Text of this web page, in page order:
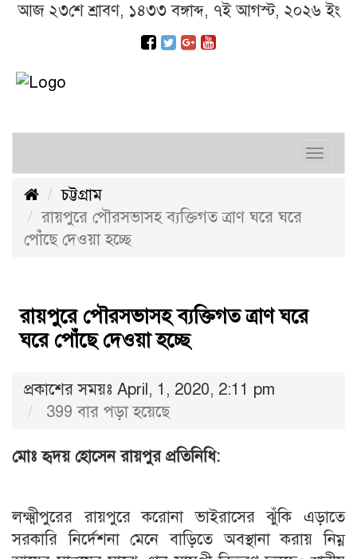
আজ ২৩শে শ্রাবণ, ১৪৩৩ বঙ্গাব্দ, ৭ই আগস্ট, ২০২৬ ইং
চট্টগ্রাম
রায়পুরে পৌরসভাসহ ব্যক্তিগত ত্রাণ ঘরে ঘরে
পোঁঁছে দেওয়া হচ্ছে
রায়পুরে পৌরসভাসহ ব্যক্তিগত ত্রাণ ঘরে
ঘরে পোঁঁছে দেওয়া হচ্ছে
প্রকাশের সময়ঃ April, 1, 2020, 2:11 pm
399 বার পড়া হয়েছে
মোঃ হৃদয় হোসেন রায়পুর প্রতিনিধি:
লক্ষ্মীপুরের রায়পুরে করোনা ভাইরাসের ঝুঁকি এড়াতে
সরকারি নির্দেশনা মেনে বাড়িতে অবস্থানা করায় নিম্ন